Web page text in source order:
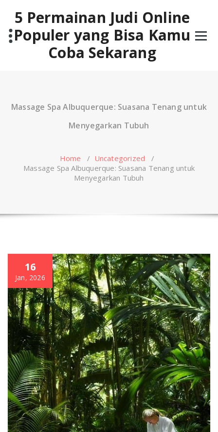
content5 Permainan Judi Online
Populer yang Bisa Kamu
Coba Sekarang
Massage Spa Albuquerque: Suasana Tenang untuk
Menyegarkan Tubuh
Home / Uncategorized /
Massage Spa Albuquerque: Suasana Tenang untuk
Menyegarkan Tubuh
16
Jan, 2026